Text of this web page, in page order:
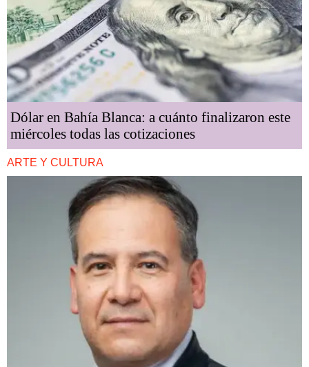
Dólar en Bahía Blanca: a cuánto finalizaron este
miércoles todas las cotizaciones
ARTE Y CULTURA